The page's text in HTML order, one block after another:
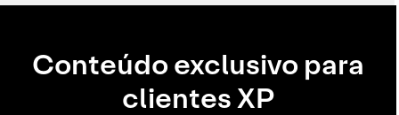
Conteúdo exclusivo para
clientes XP